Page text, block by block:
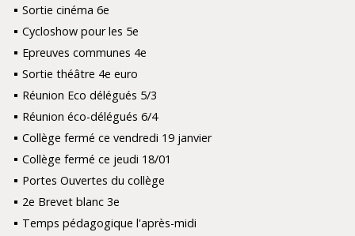
Sortie cinéma 6e
Cycloshow pour les 5e
Epreuves communes 4e
Sortie théâtre 4e euro
Réunion Eco délégués 5/3
Réunion éco-délégués 6/4
Collège fermé ce vendredi 19 janvier
Collège fermé ce jeudi 18/01
Portes Ouvertes du collège
2e Brevet blanc 3e
Temps pédagogique l'après-midi